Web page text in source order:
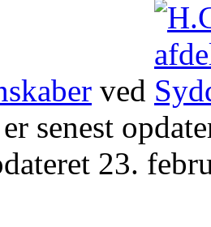
ved
senest
23.